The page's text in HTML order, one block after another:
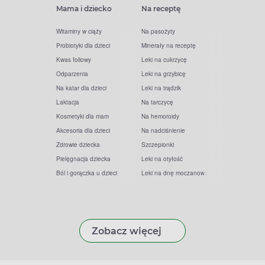
Mama i dziecko
Witaminy w ciąży
Probiotyki dla dzieci
Kwas foliowy
Odparzenia
Na katar dla dzieci
Laktacja
Kosmetyki dla mam
Akcesoria dla dzieci
Zdrowie dziecka
Pielęgnacja dziecka
Ból i gorączka u dzieci
Na receptę
Na pasożyty
Minerały na receptę
Leki na cukrzycę
Leki na grzybicę
Leki na trądzik
Na tarczycę
Na hemoroidy
Na nadciśnienie
Szczepionki
Leki na otyłość
Leki na dnę moczanową
Zobacz więcej